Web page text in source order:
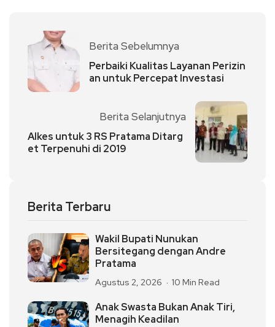
Berita Sebelumnya
Perbaiki Kualitas Layanan Perizin
an untuk Percepat Investasi
Berita Selanjutnya
Alkes untuk 3 RS Pratama Ditarg
et Terpenuhi di 2019
Berita Terbaru
Wakil Bupati Nunukan
Bersitegang dengan Andre
Pratama
Agustus 2, 2026 10 Min Read
Anak Swasta Bukan Anak Tiri,
Menagih Keadilan